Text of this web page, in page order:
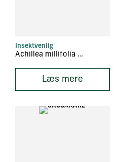
Insektvenlig
Achillea millifolia ‘Red Velvet’
Læs mere